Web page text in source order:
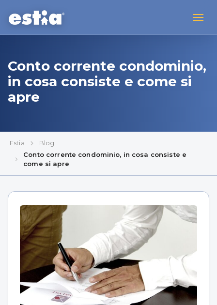
Conto corrente condominio,
in cosa consiste e come si
apre
Estia
Blog
Conto corrente condominio, in cosa consiste e
come si apre